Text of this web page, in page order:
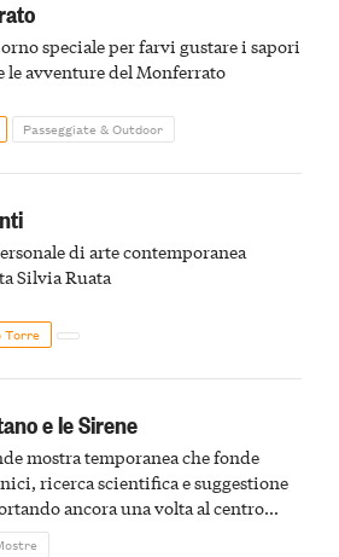
speciale per farvi gustare i sapori
le avventure del Monferrato
Passeggiate & Outdoor
di arte contemporanea
Silvia Ruata
Torre
e le Sirene
mostra temporanea che fonde
ricerca scientifica e suggestione
ancora una volta al centro
le meraviglie del passato astigiano